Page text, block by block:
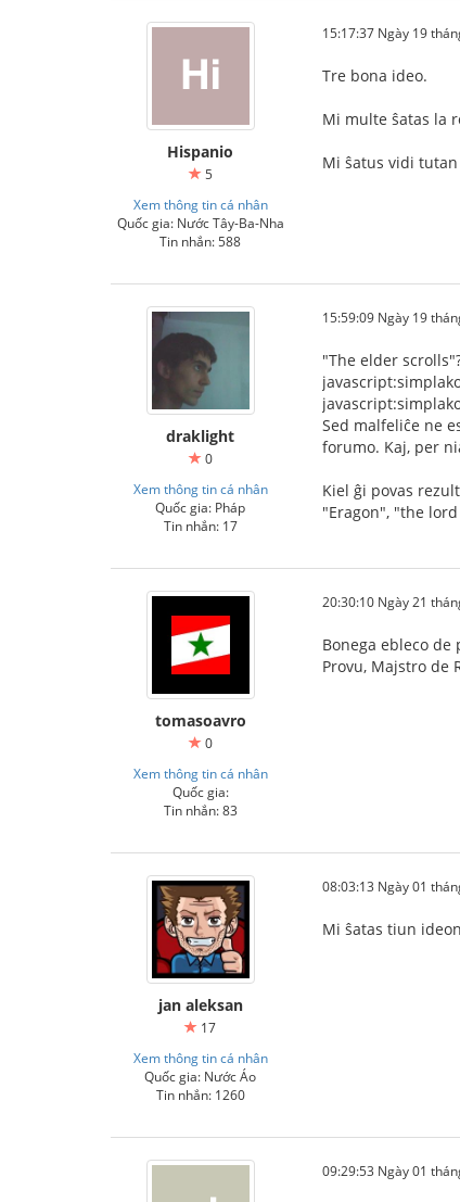
Hispanio
5
Xem thông tin cá nhân
Quốc gia: Nước Tây-Ba-Nha
Tin nhắn: 588
15:17:37 Ngày 19
Tre bona ideo.
Mi multe ŝatas la
Mi ŝatus vidi
draklight
0
Xem thông tin cá nhân
Quốc gia: Pháp
Tin nhắn: 17
15:59:09 Ngày 19
"The elder
Sed malfeliĉe ne
forumo. Kaj, per
Kiel ĝi povas
"Eragon", "the
tomasoavro
0
Xem thông tin cá nhân
Quốc gia:
Tin nhắn: 83
20:30:10 Ngày 21
Bonega ebleco
Provu, Majstro de
jan aleksan
17
Xem thông tin cá nhân
Quốc gia: Nước Áo
Tin nhắn: 1260
08:03:13 Ngày 01
Mi ŝatas tiun
09:29:53 Ngày 01